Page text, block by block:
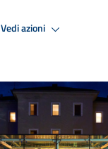
Vedi azioni